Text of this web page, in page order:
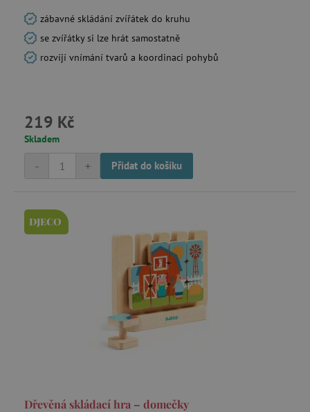
zábavné skládání zvířátek do kruhu
se zvířátky si lze hrát samostatně
rozvíjí vnímání tvarů a koordinaci pohybů
219 Kč
Skladem
+
- Přidat do košíku
DJECO
Dřevěná skládací hra – domečky